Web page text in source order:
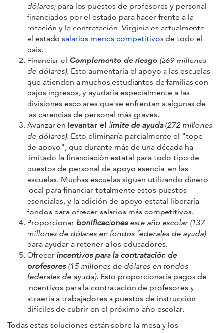
dólares)para los puestos de profesores y personal
financiados por el estado para hacer frente a la
rotación y la contratación. Virginia es actualmente
el estado salarios menos competitivos de todo el
país.
Financiar el Complemento de riesgo (269 millones
de dólares). Esto aumentaría el apoyo a las escuelas
que atienden a muchos estudiantes de familias con
bajos ingresos, y ayudaría especialmente a las
divisiones escolares que se enfrentan a algunas de
las carencias de personal más graves.
Avanzar en levantar el límite de ayuda(272 millones
de dólares). Esto eliminaría parcialmente el "tope
de apoyo", que durante más de una década ha
limitado la financiación estatal para todo tipo de
puestos de personal de apoyo esencial en las
escuelas. Muchas escuelas siguen utilizando dinero
local para financiar totalmente estos puestos
esenciales, y la adición de apoyo estatal liberaría
fondos para ofrecer salarios más competitivos.
Proporcionar bonificacioneseste año escolar (137
millones de dólares en fondos federales de ayuda)
para ayudar a retener a los educadores.
Ofrecer incentivos para la contratación de
profesores(15 millones de dólares en fondos
federales de ayuda). Esto proporcionaría pagos de
incentivos para la contratación de profesores y
atraería a trabajadores a puestos de instrucción
difíciles de cubrir en el próximo año escolar.
Todas estas soluciones están sobre la mesa y los